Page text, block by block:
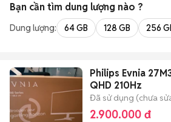
Bạn cần tìm dung lượng nào ?
Dung lượng: 64 GB 128 GB 256
Philips Evnia
QHD 210Hz
Đã sử dụng (chưa
2.900.000 đ